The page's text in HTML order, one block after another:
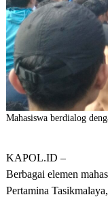
Mahasiswa berdialog
KAPOL.ID –
Berbagai elemen
Pertamina